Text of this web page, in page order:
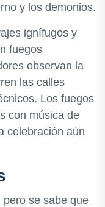
y los demonios.
ignífugos y
fuegos
observan la
las calles
Los fuegos
con música de
celebración aún
se sabe que